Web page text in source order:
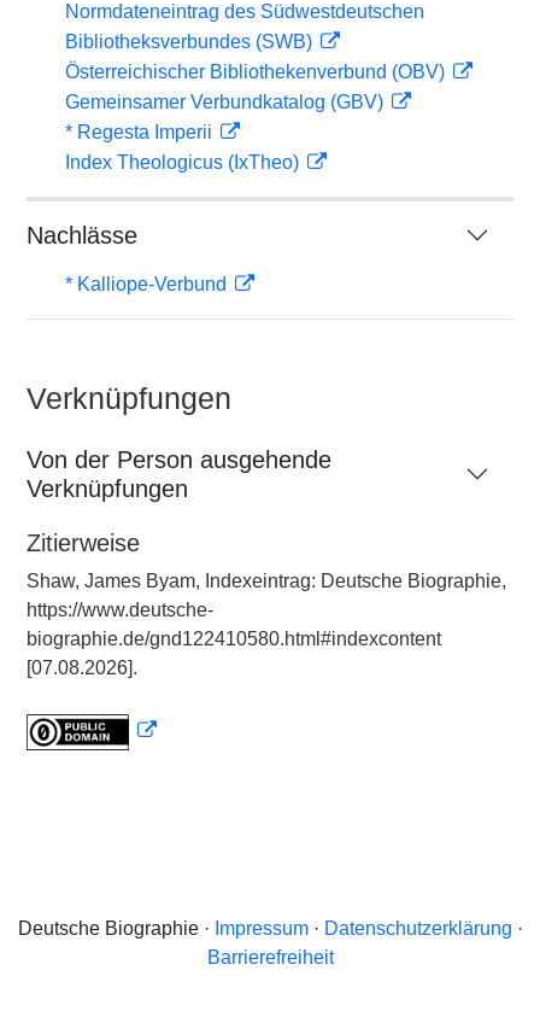
Normdateneintrag des Südwestdeutschen
Bibliotheksverbundes (SWB)
Österreichischer Bibliothekenverbund (OBV)
Gemeinsamer Verbundkatalog (GBV)
* Regesta Imperii
Index Theologicus (IxTheo)
Nachlässe
* Kalliope-Verbund
Verknüpfungen
Von der Person ausgehende
Verknüpfungen
Zitierweise
Shaw, James Byam, Indexeintrag: Deutsche Biographie,
https://www.deutsche-
biographie.de/gnd122410580.html#indexcontent
[07.08.2026].
Deutsche Biographie · Impressum· Datenschutzerklärung ·
Barrierefreiheit